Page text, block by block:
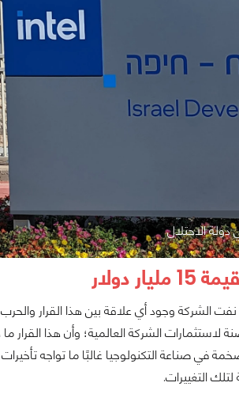
الاحتلال
نفت الشركة وجود أي علاقة بين هذا القرار
لاستثمارات الشركة العالمية؛ وأن هذا القرار
في صناعة التكنولوجيا غالبًا ما تواجه تأخيرات
التغييرات.